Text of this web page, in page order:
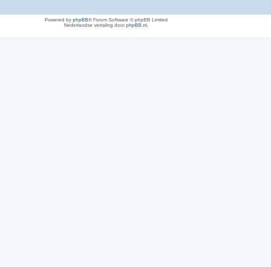
Powered by phpBB® Forum Software © phpBB Limited
Nederlandse vertaling doorphpBB.nl